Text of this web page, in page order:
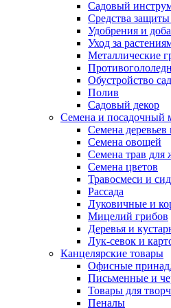
Садовый
Средства защиты
Удобрения и
Уход за
Металлические
Обустройство
Полив
Садовый декор
Семена и посадочный
Семена деревьев
Семена овощей
Семена трав для
Семена цветов
Травосмеси и
Рассада
Луковичные и
Мицелий грибов
Деревья и
Лук-севок и
Канцелярские товары
Офисные
Письменные и
Товары для
Пеналы